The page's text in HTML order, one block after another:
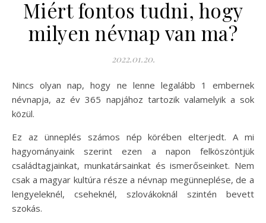
Miért fontos tudni, hogy
milyen névnap van ma?
2022.01.20.
Nincs olyan nap, hogy ne lenne legalább 1 embernek
névnapja, az év 365 napjához tartozik valamelyik a sok
közül.
Ez az ünneplés számos nép körében elterjedt. A mi
hagyományaink szerint ezen a napon felköszöntjük
családtagjainkat, munkatársainkat és ismerőseinket. Nem
csak a magyar kultúra része a névnap megünneplése, de a
lengyeleknél, cseheknél, szlovákoknál szintén bevett
szokás.